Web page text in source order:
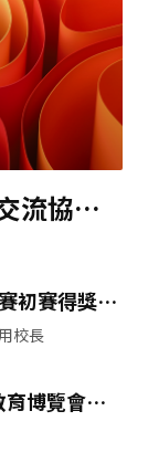
流協定
初賽得獎名
校長
育博覽會
思維